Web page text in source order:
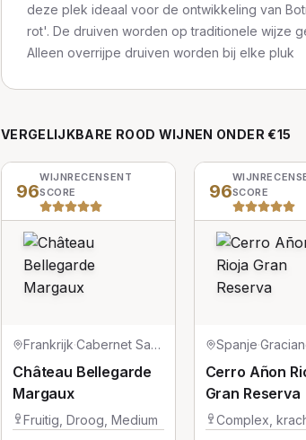
deze plek ideaal voor de ontwikkeling van
rot'. De druiven worden op traditionele wijze
Alleen overrijpe druiven worden bij elke pluk
VERGELIJKBARE ROOD WIJNEN ONDER €15
96
WIJNRECENSENT
SCORE
Frankrijk· Cabernet Sauvignon/Merlot/Petit Verdot
Château Bellegarde
Margaux
Fruitig, Droog, Medium
96SCORE
Spanje·
Cerro Añon
Gran Reserva
Complex,